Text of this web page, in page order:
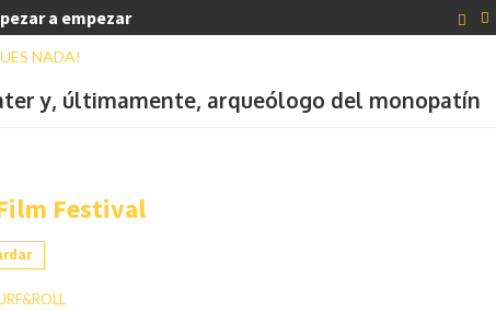
a empezar
y, últimamente, arqueólogo del monopatín
Festival